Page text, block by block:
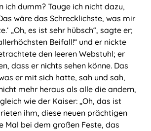
ich dumm? Tauge ich nicht dazu,
wäre das Schrecklichste, was mir
„Oh, es ist sehr hübsch“, sagte er;
Beifall!“ und er nickte
den leeren Webstuhl; er
dass er nichts sehen könne. Das
er mit sich hatte, sah und sah,
mehr heraus als alle die andern,
wie der Kaiser: „Oh, das ist
rieten ihm, diese neuen prächtigen
Mal bei dem großen Feste, das